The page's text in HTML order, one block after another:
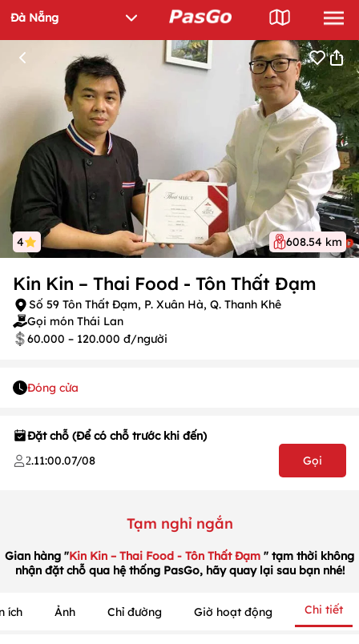
4 608.54 km
Kin Kin – Thai Food - Tôn Thất Đạm
Số 59 Tôn Thất Đạm, P. Xuân Hà, Q. Thanh Khê
Gọi món Thái Lan
60.000 – 120.000 đ/người
Đóng cửa
Đặt chỗ (Để có chỗ trước khi đến)
2.11:00.07/08 Gọi
Tạm nghỉ ngắn
Gian hàng "Kin Kin – Thai Food - Tôn Thất Đạm " tạm thời không
nhận đặt chỗ qua hệ thống PasGo, hãy quay lại sau bạn nhé!
ích Ảnh Chỉ đường Giờ hoạt động Chi tiết